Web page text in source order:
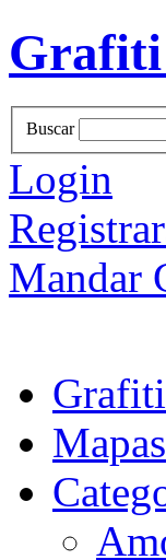
Grafiti
Buscar
Login
Mandar
Mapas